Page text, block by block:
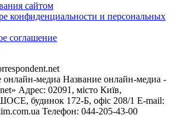
сайтом
конфиденциальности и персональных
соглашение
онлайн-медиа Название онлайн-медиа -
Адрес: 02091, місто Київ,
будинок 172-Б, офіс 208/1 E-mail:
Телефон: 044-205-43-00